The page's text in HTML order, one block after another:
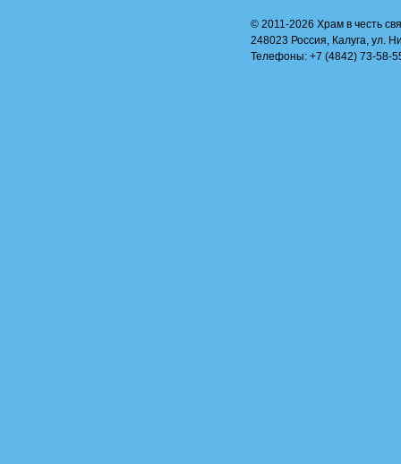
© 2011-2026 Храм в честь
248023 Россия, Калуга, ул.
Телефоны: +7 (4842) 73-58-